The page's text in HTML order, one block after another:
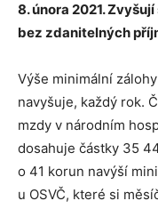
8. února 2021.
bez zdanitelných
Výše minimální
navyšuje, každý rok.
mzdy v národním
dosahuje částky 35
o 41 korun navýší
u OSVČ, které si